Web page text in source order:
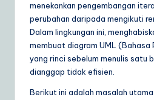
menekankan pengembangan
perubahan daripada mengikuti
Dalam lingkungan ini,
membuat diagram UML (Bahasa
yang rinci sebelum menulis satu
dianggap tidak efisien.
Berikut ini adalah masalah